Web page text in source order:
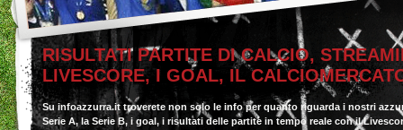
RISULTATI PARTITE DI CALCIO,
LIVESCORE, I GOAL, IL
Su infoazzurra.it troverete non solo le info per quanto riguarda i nostri
Serie A, la Serie B, i goal, i risultati delle partite in tempo reale con il